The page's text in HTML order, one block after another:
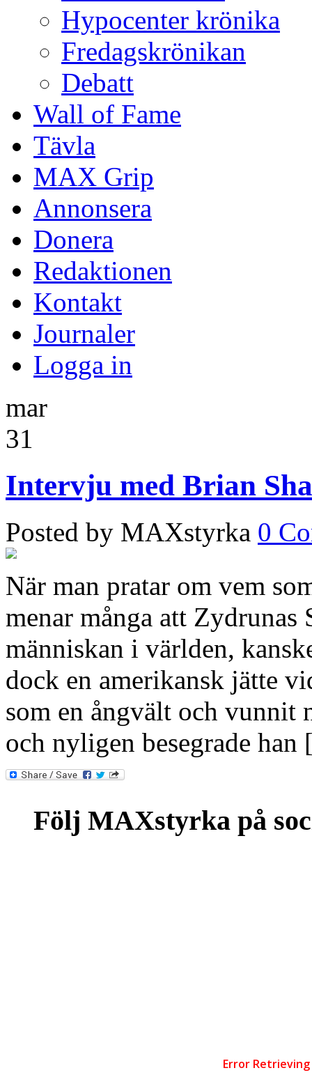
Hypocenter krönika
Fredagskrönikan
Debatt
Wall of Fame
Tävla
MAX Grip
Annonsera
Donera
Redaktionen
Kontakt
Journaler
Logga in
mar
31
Intervju med Brian
Posted by MAXstyrka 0
När man pratar om vem
menar många att Zydrunas
människan i världen,
dock en amerikansk jätte
som en ångvält och vunnit
och nyligen besegrade
Följ MAXstyrka på